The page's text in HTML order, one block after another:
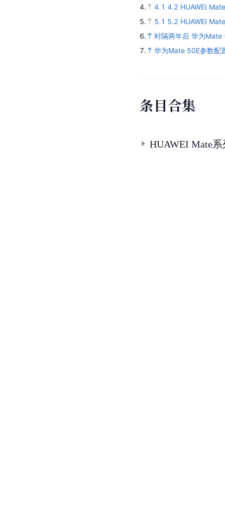
4. 4.1 4.2 HUAWEI
5.
5.1 5.2 HUAWEI
6.
时隔两年后 华为
7.
华为Mate 50E参数配
条目合集
HUAWEI Mate